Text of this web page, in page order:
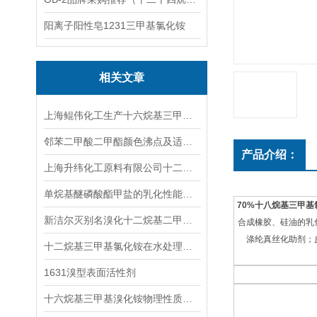
阳离子阳性皂1231三甲基氯化铵
相关文章
1631溴型表面活性剂
产品介绍：
70%十八烷基三甲
合成橡胶、硅油的
涤纶真丝化助剂